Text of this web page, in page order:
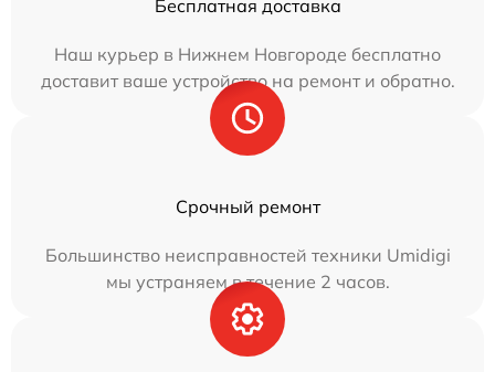
Бесплатная доставка
Наш курьер в Нижнем Новгороде бесплатно
доставит ваше устройство на ремонт и обратно.
Срочный ремонт
Большинство неисправностей техники Umidigi
мы устраняем в течение 2 часов.